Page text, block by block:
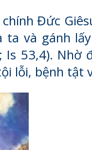
Đức
ta và gánh
Is 53,4). Nhờ
lỗi, bệnh tật